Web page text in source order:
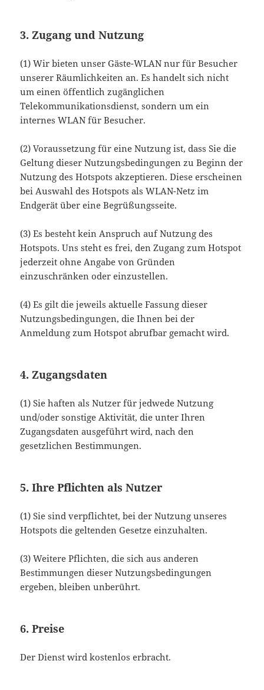
3. Zugang und Nutzung
(1) Wir bieten unser Gäste-WLAN nur für Besucher
unserer Räumlichkeiten an. Es handelt sich nicht
um einen öffentlich zugänglichen
Telekommunikationsdienst, sondern um ein
internes WLAN für Besucher.
(2) Voraussetzung für eine Nutzung ist, dass Sie die
Geltung dieser Nutzungsbedingungen zu Beginn der
Nutzung des Hotspots akzeptieren. Diese erscheinen
bei Auswahl des Hotspots als WLAN-Netz im
Endgerät über eine Begrüßungsseite.
(3) Es besteht kein Anspruch auf Nutzung des
Hotspots. Uns steht es frei, den Zugang zum Hotspot
jederzeit ohne Angabe von Gründen
einzuschränken oder einzustellen.
(4) Es gilt die jeweils aktuelle Fassung dieser
Nutzungsbedingungen, die Ihnen bei der
Anmeldung zum Hotspot abrufbar gemacht wird.
4. Zugangsdaten
(1) Sie haften als Nutzer für jedwede Nutzung
und/oder sonstige Aktivität, die unter Ihren
Zugangsdaten ausgeführt wird, nach den
gesetzlichen Bestimmungen.
5. Ihre Pflichten als Nutzer
(1) Sie sind verpflichtet, bei der Nutzung unseres
Hotspots die geltenden Gesetze einzuhalten.
(3) Weitere Pflichten, die sich aus anderen
Bestimmungen dieser Nutzungsbedingungen
ergeben, bleiben unberührt.
6. Preise
Der Dienst wird kostenlos erbracht.